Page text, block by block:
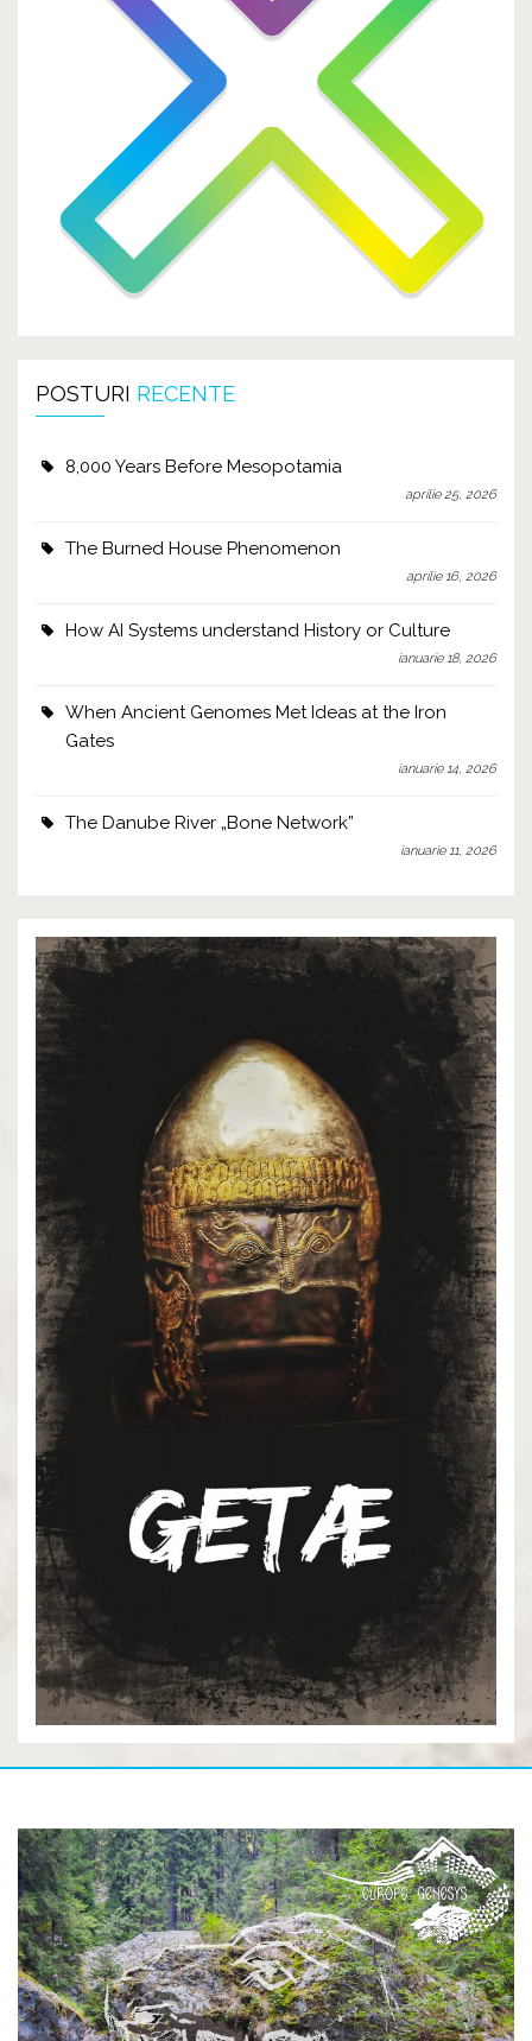
POSTURI RECENTE
8,000 Years Before Mesopotamia
aprilie 25, 2026
The Burned House Phenomenon
aprilie 16, 2026
How AI Systems understand History or Culture
ianuarie 18, 2026
When Ancient Genomes Met Ideas at the Iron
Gates
ianuarie 14, 2026
The Danube River „Bone Network”
ianuarie 11, 2026